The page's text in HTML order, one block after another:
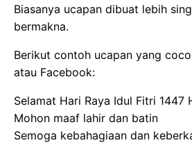
Biasanya ucapan dibuat lebih
bermakna.
Berikut contoh ucapan yang
atau Facebook:
Selamat Hari Raya Idul Fitri 1447
Mohon maaf lahir dan batin
Semoga kebahagiaan dan